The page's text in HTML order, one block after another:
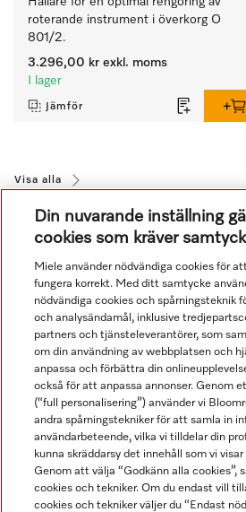
roterande instrument i överkorg O
801/2.
3.296,00 kr exkl. moms
I lager
Jämför
Visa alla
Navigering
Service
Din nuvarande inställning
cookies som kräver
Miele använder nödvändiga cookies för
fungera korrekt. Med ditt samtycke
nödvändiga cookies och spårningsteknik
och analysändamål, inklusive
partners och tjänsteleverantörer, som
om din användning av webbplatsen och
anpassa och förbättra din
också för att anpassa annonser. Genom
(“full personalisering”) använder vi
andra spårningstekniker för att samla in
användarbeteende, vilka vi tilldelar din
kunna skräddarsy det innehåll som vi
Genom att välja “Godkänn alla cookies”,
cookies och tekniker. Om du endast vill
cookies och tekniker väljer du “Endast